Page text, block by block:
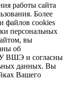
работы сайта
Более
файлов cookies
персональных
вы
об
ВШЭ и согласны
данных. Вы
Вашего